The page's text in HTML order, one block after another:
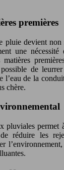
premières
pluie devient non
une nécessité
matières
de
l’eau de la
chère.
pluviales permet
réduire les